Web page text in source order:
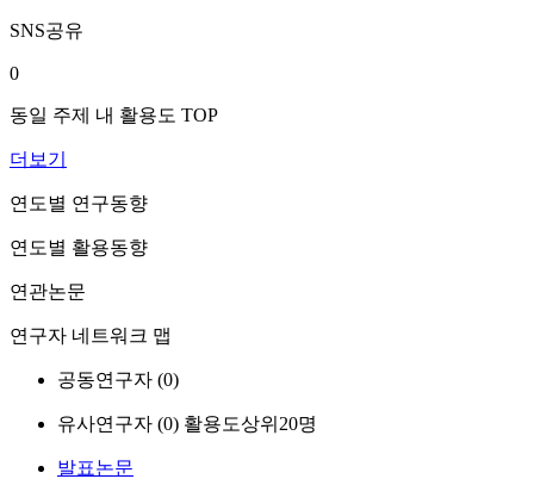
SNS공유
0
동일 주제 내 활용도 TOP
더보기
연도별 연구동향
연도별 활용동향
연관논문
연구자 네트워크 맵
공동연구자 (0)
유사연구자 (0) 활용도상위20명
발표논문